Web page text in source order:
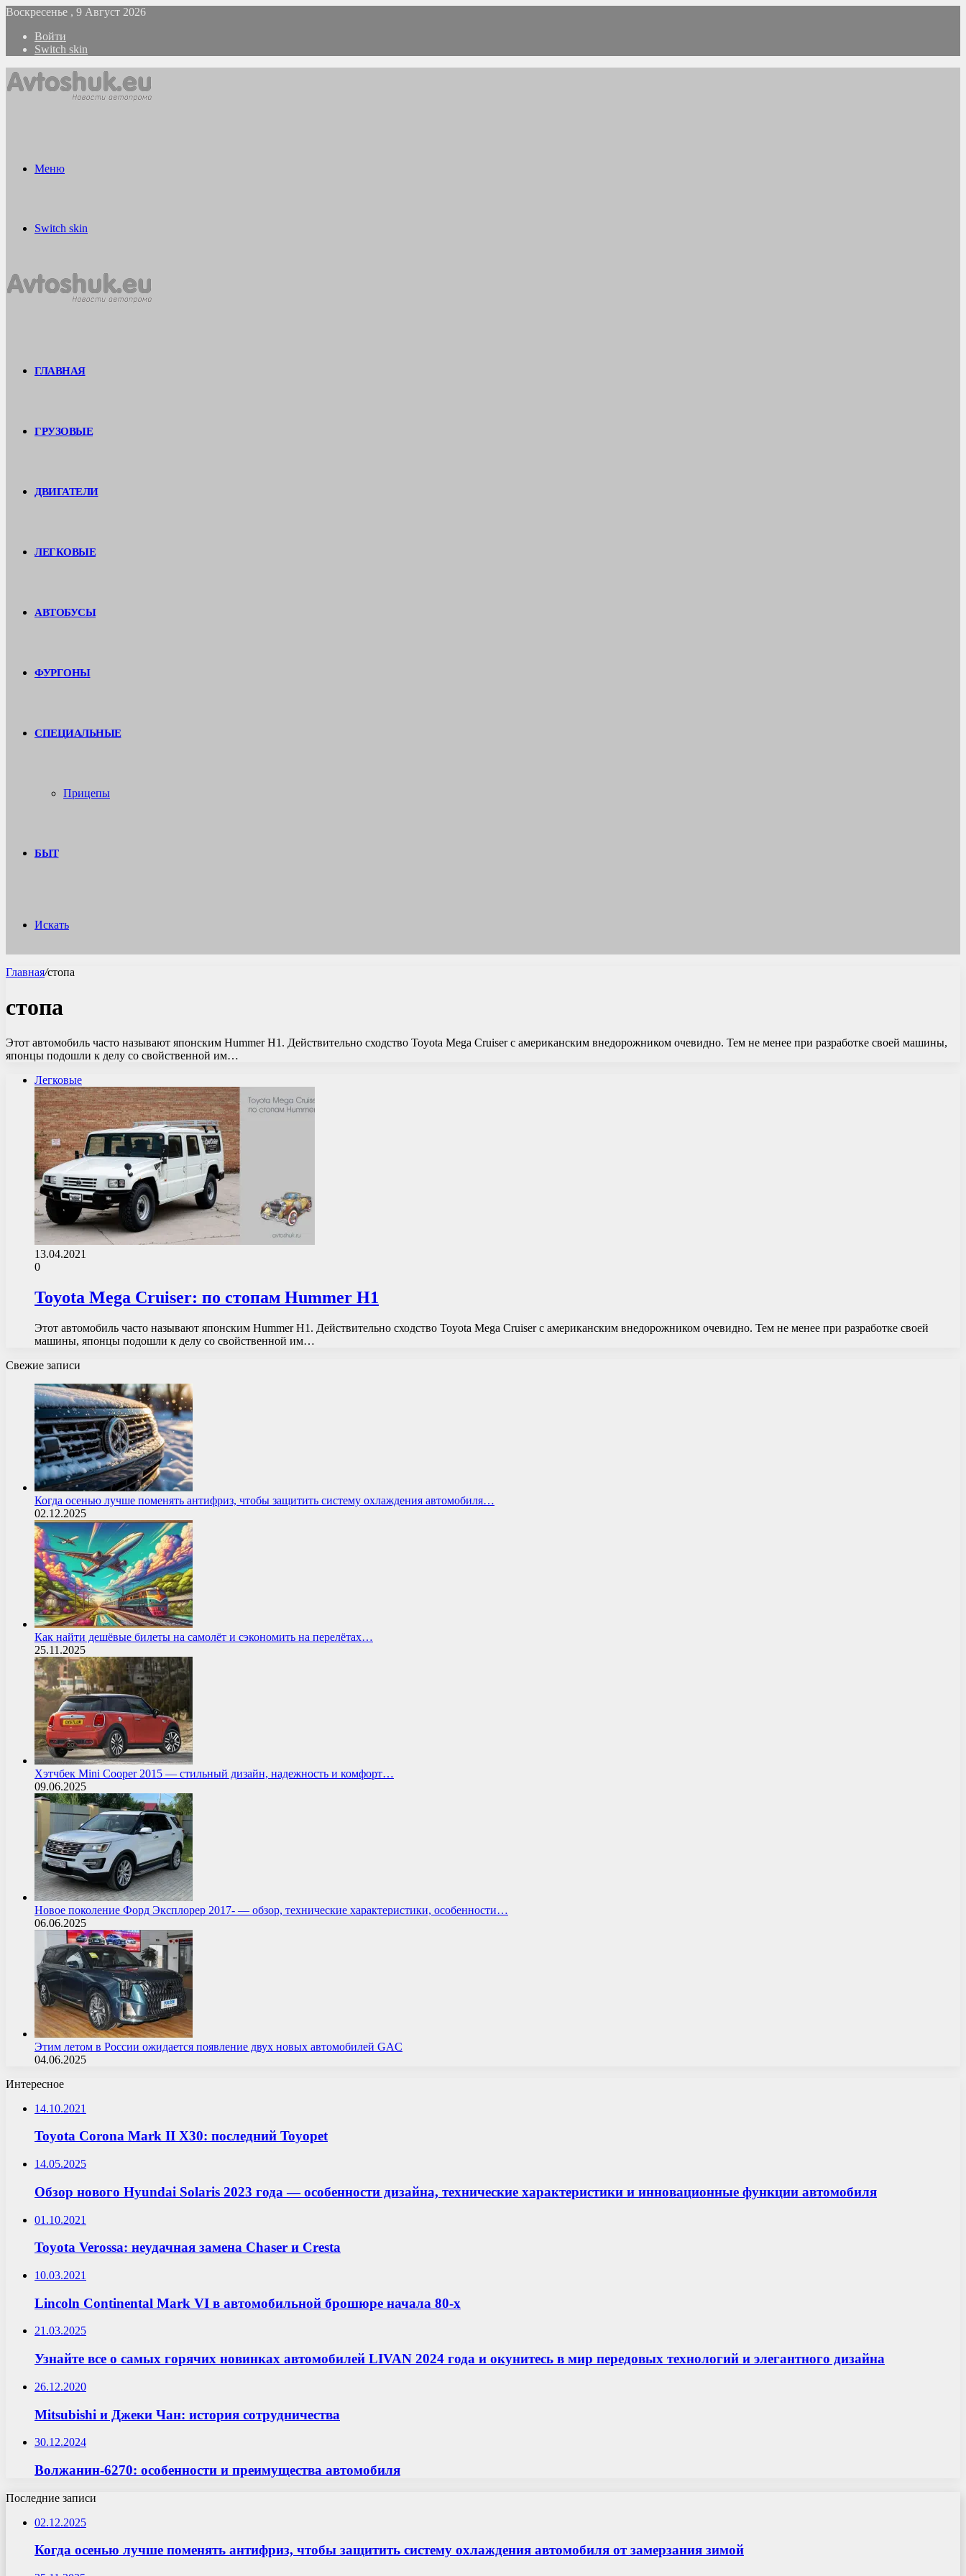
Воскресенье , 9 Август 2026
Войти
Switch skin
Меню
Switch skin
ГЛАВНАЯ
ГРУЗОВЫЕ
ДВИГАТЕЛИ
ЛЕГКОВЫЕ
АВТОБУСЫ
ФУРГОНЫ
СПЕЦИАЛЬНЫЕ
Прицепы
БЫТ
Искать
Главная/стопа
стопа
Этот автомобиль часто называют японским Hummer H1. Действительно сходство Toyota Mega Cruiser с американским внедорожником очевидно. Тем не менее при разработке своей машины,
японцы подошли к делу со свойственной им…
Легковые
13.04.2021
0
Toyota Mega Cruiser: по стопам Hummer H1
Этот автомобиль часто называют японским Hummer H1. Действительно сходство Toyota Mega Cruiser с американским внедорожником очевидно. Тем не менее при разработке своей
машины, японцы подошли к делу со свойственной им…
Свежие записи
Когда осенью лучше поменять антифриз, чтобы защитить систему охлаждения автомобиля…
02.12.2025
Как найти дешёвые билеты на самолёт и сэкономить на перелётах…
25.11.2025
Хэтчбек Mini Cooper 2015 — стильный дизайн, надежность и комфорт…
09.06.2025
Новое поколение Форд Эксплорер 2017- — обзор, технические характеристики, особенности…
06.06.2025
Этим летом в России ожидается появление двух новых автомобилей GAC
04.06.2025
Интересное
14.10.2021
Toyota Corona Mark II Х30: последний Toyopet
14.05.2025
Обзор нового Hyundai Solaris 2023 года — особенности дизайна, технические характеристики и инновационные функции автомобиля
01.10.2021
Toyota Verossa: неудачная замена Chaser и Cresta
10.03.2021
Lincoln Continental Mark VI в автомобильной брошюре начала 80-х
21.03.2025
Узнайте все о самых горячих новинках автомобилей LIVAN 2024 года и окунитесь в мир передовых технологий и элегантного дизайна
26.12.2020
Mitsubishi и Джеки Чан: история сотрудничества
30.12.2024
Волжанин-6270: особенности и преимущества автомобиля
Последние записи
02.12.2025
Когда осенью лучше поменять антифриз, чтобы защитить систему охлаждения автомобиля от замерзания зимой